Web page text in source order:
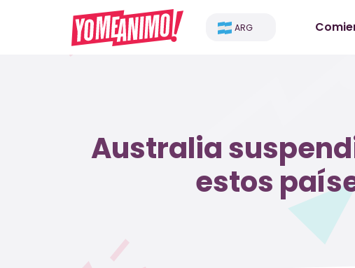
ARG
Australia
estos